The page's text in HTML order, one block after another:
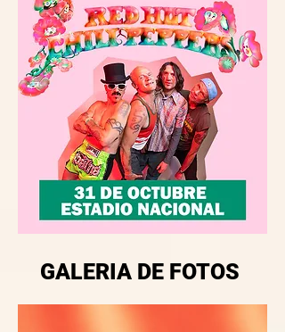
GALERIA DE FOTOS